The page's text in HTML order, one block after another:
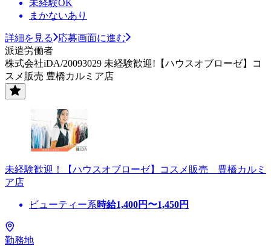
未経験OK
まかないあり
詳細を見る
応募画面に進む
派遣労働者
株式会社iDA/20093029 未経験歓迎!【ハウスオブローゼ】コ
スメ販売 豊橋カルミア店
未経験歓迎！【ハウスオブローゼ】コスメ販売 豊橋カルミ
ア店
ビューティー系時給1,400円〜1,450円
勤務地